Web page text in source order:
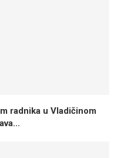
radnika u Vladičinom